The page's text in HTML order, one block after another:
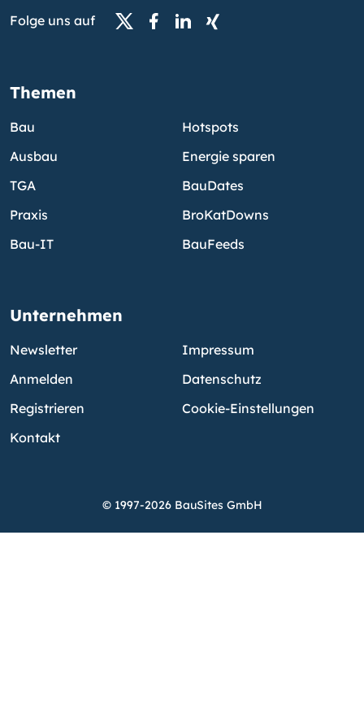
Folge uns auf
Themen
Bau
Ausbau
TGA
Praxis
Bau-IT
Hotspots
Energie sparen
BauDates
BroKatDowns
BauFeeds
Unternehmen
Newsletter
Anmelden
Registrieren
Kontakt
Impressum
Datenschutz
Cookie-Einstellungen
© 1997-2026 BauSites GmbH